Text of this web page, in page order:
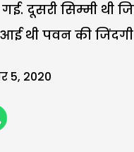
दूसरी सिम्मी थी
थी पवन की
5, 2020